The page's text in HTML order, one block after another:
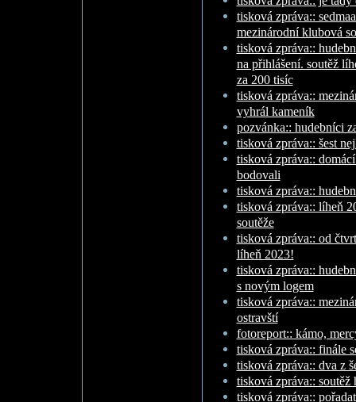
tisková zpráva::
mezinárodní klubová
tisková zpráva::
na přihlášení. soutěž
za 200 tisíc
tisková zpráva::
vyhrál kameník
pozvánka:: hudebníci
tisková zpráva:: šest
tisková zpráva::
bodovali
tisková zpráva::
tisková zpráva:: líheň
soutěže
tisková zpráva:: od
líheň 2023!
tisková zpráva::
s novým logem
tisková zpráva::
ostravští
fotoreport:: kámo,
tisková zpráva:: finále
tisková zpráva:: dva z
tisková zpráva::
tisková zpráva::